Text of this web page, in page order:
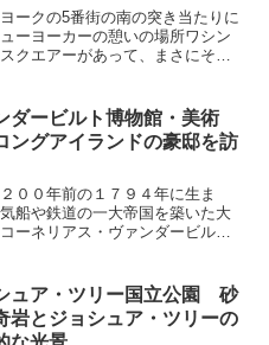
！？ 知られざる彫塑家・
蔵
ークの5番街の南の突き当たりに
ーヨーカーの憩いの場所ワシン
クエアーがあって、まさにその
いつも賑わっている楽しい所で
の凱旋門にはそ...
ダービルト博物館・美術
グアイランドの豪邸を訪
００年前の１７９４年に生ま
船や鉄道の一大帝国を築いた大
ーネリアス・ヴァンダービルト
ンダービルト２世が建てたのが
マー・レジデンス」...
ュア・ツリー国立公園 砂
岩とジョシュア・ツリーの